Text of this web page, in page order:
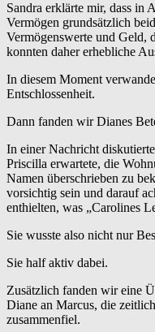
Sandra erklärte mir, dass in
Vermögen grundsätzlich
Vermögenswerte und Geld,
konnten daher erhebliche
In diesem Moment
Entschlossenheit.
Dann fanden wir Dianes
In einer Nachricht
Priscilla erwartete, die
Namen überschrieben zu
vorsichtig sein und darauf
enthielten, was „Carolines
Sie wusste also nicht nur
Sie half aktiv dabei.
Zusätzlich fanden wir eine
Diane an Marcus, die
zusammenfiel.